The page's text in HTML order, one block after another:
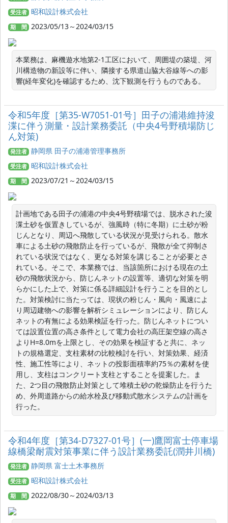
受注者 昭和設計株式会社
期 間 2023/05/13～2024/03/15
本業務は、麻機遊水地第2-1工区において、周囲堤の築堤、河
川構造物の新設等に伴い、隣接する県道山脇大谷線等への影
響(経年変化)を確認するため、沈下観測を行うものである。
令和5年度［第35‐W7051‐01号］田子の浦港維持浚
渫に伴う測量・設計業務委託（中央4号野積場防じ
ん対策)
発注者 静岡県 田子の浦港管理事務所
受注者 昭和設計株式会社
期 間 2023/07/21～2024/03/15
計画地である田子の浦港の中央4号野積場では、脱水された浚
渫土砂を仮置きしているが、強風時（特に冬期）に土砂が粉
じんとなり、周辺へ飛散している状況が見受けられる。散水
車による土砂の飛散防止を行っているが、飛散が全て抑制さ
れている状況ではなく、更なる対策を講じることが必要とさ
れている。そこで、本業務では、当該箇所における現在の土
砂の飛散状況から、防じんネットの設置等、適切な対策を明
らかにした上で、対策に係る詳細設計を行うことを目的とし
た。対策検討に当たっては、現状の粉じん・風向・風速によ
り周辺建物への影響を解析シミュレーションにより、防じん
ネットの有無による効果検証を行った。防じんネットについ
ては設置位置の高さ条件として電力会社の高圧架空線の高さ
よりH=8.0mを上限とし、その効果を検証すると共に、ネッ
トの規格選定、支柱素材の比較検討を行い、対策効果、経済
性、施工性等により、ネットの投影面積率約75％の素材を使
用し、支柱はコンクリート支柱とすることを提案した。ま
た、2つ目の飛散防止対策として堆積土砂の乾燥防止を行うた
め、外周道路からの給水栓及び移動式散水システムの計画を
行った。
令和4年度［第34-D7327-01号］(一)鷹岡富士停車場
線橋梁耐震対策事業に伴う設計業務委託(潤井川橋)
発注者 静岡県 富士土木事務所
受注者 昭和設計株式会社
期 間 2022/08/30～2024/03/13